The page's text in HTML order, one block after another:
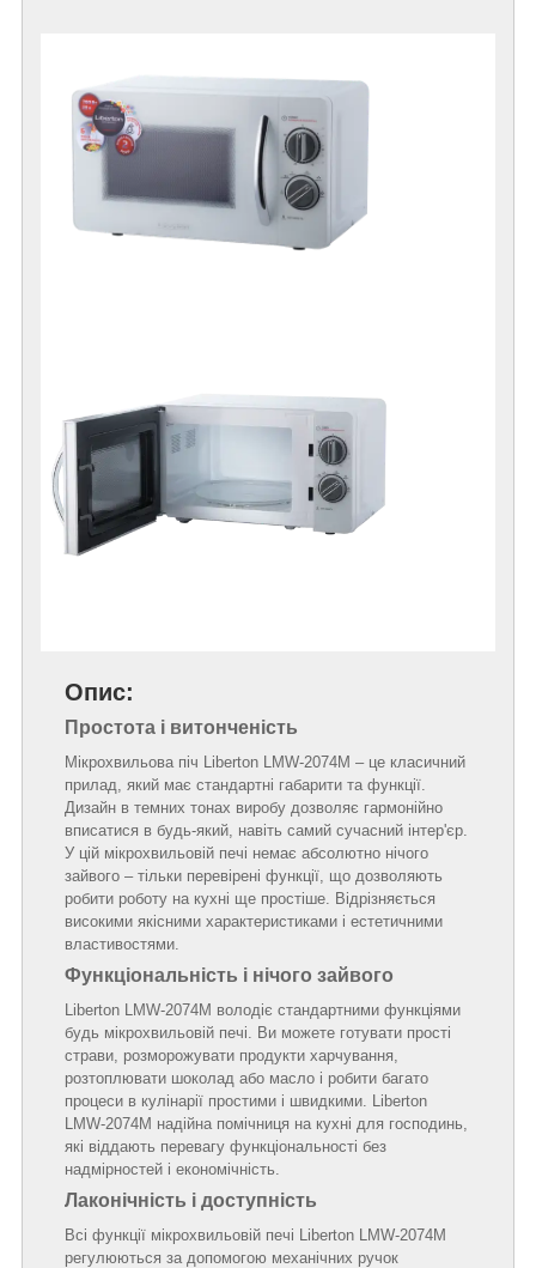
Опис:
Простота і витонченість
Мікрохвильова піч Liberton LMW-2074M – це класичний
прилад, який має стандартні габарити та функції.
Дизайн в темних тонах виробу дозволяє гармонійно
вписатися в будь-який, навіть самий сучасний інтер'єр.
У цій мікрохвильовій печі немає абсолютно нічого
зайвого – тільки перевірені функції, що дозволяють
робити роботу на кухні ще простіше. Відрізняється
високими якісними характеристиками і естетичними
властивостями.
Функціональність і нічого зайвого
Liberton LMW-2074M володіє стандартними функціями
будь мікрохвильовій печі. Ви можете готувати прості
страви, розморожувати продукти харчування,
розтоплювати шоколад або масло і робити багато
процеси в кулінарії простими і швидкими. Liberton
LMW-2074M надійна помічниця на кухні для господинь,
які віддають перевагу функціональності без
надмірностей і економічність.
Лаконічність і доступність
Всі функції мікрохвильовій печі Liberton LMW-2074M
регулюються за допомогою механічних ручок